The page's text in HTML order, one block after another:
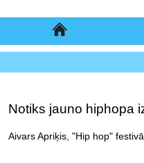
Начало
Notiks jauno hiphopa
Aivars Apriķis, "Hip hop"